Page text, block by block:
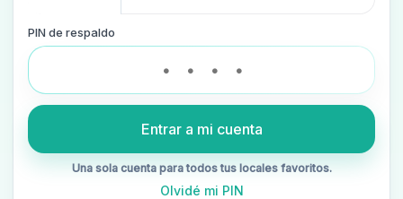
PIN de respaldo
Entrar a mi cuenta
Una sola cuenta para todos tus locales favoritos.
Olvidé mi PIN